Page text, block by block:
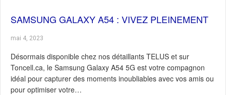
SAMSUNG GALAXY A54 : VIVEZ PLEINEMENT
mai 4, 2023
Désormais disponible chez nos détaillants TELUS et sur
Toncell.ca, le Samsung Galaxy A54 5G est votre compagnon
idéal pour capturer des moments inoubliables avec vos amis ou
pour optimiser votre…